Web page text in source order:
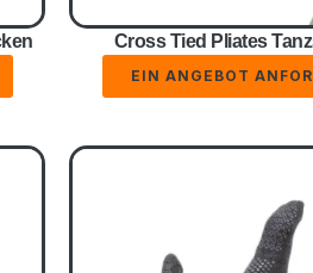
Cross Tied Pliates
EIN ANGEBOT